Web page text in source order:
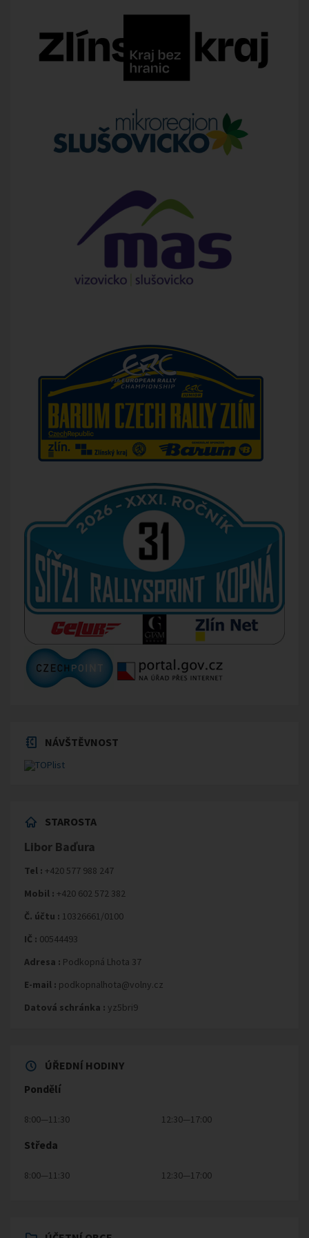
NÁVŠTĚVNOST
STAROSTA
Libor Baďura
Tel : +420 577 988 247
Mobil : +420 602 572 382
Č. účtu : 10326661/0100
IČ : 00544493
Adresa : Podkopná Lhota 37
E-mail : podkopnalhota@volny.cz
Datová schránka : yz5bri9
ÚŘEDNÍ HODINY
Pondělí
8:00—11:30 12:30—17:00
Středa
8:00—11:30 12:30—17:00